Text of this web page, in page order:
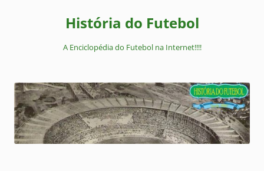
História do Futebol
A Enciclopédia do Futebol na Internet!!!!